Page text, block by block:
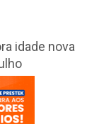
idade nova